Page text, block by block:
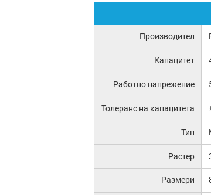
Производител
Капацитет
Работно напрежение
Толеранс на капацитета
Тип
Растер
Размери